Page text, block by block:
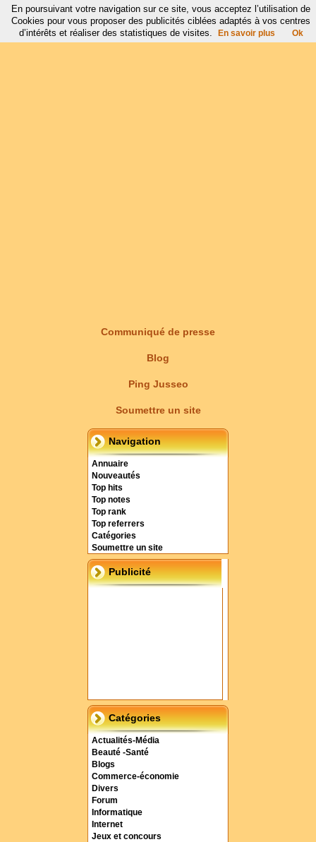
Communiqué de presse
Blog
Ping Jusseo
Soumettre un site
Navigation
Annuaire
Nouveautés
Top hits
Top notes
Top rank
Top referrers
Catégories
Soumettre un site
Publicité
Catégories
Actualités-Média
Beauté -Santé
Blogs
Commerce-économie
Divers
Forum
Informatique
Internet
Jeux et concours
En poursuivant votre navigation sur ce site, vous acceptez l’utilisation de
Cookies pour vous proposer des publicités ciblées adaptés à vos centres
d’intérêts et réaliser des statistiques de visites.
En savoir plus Ok